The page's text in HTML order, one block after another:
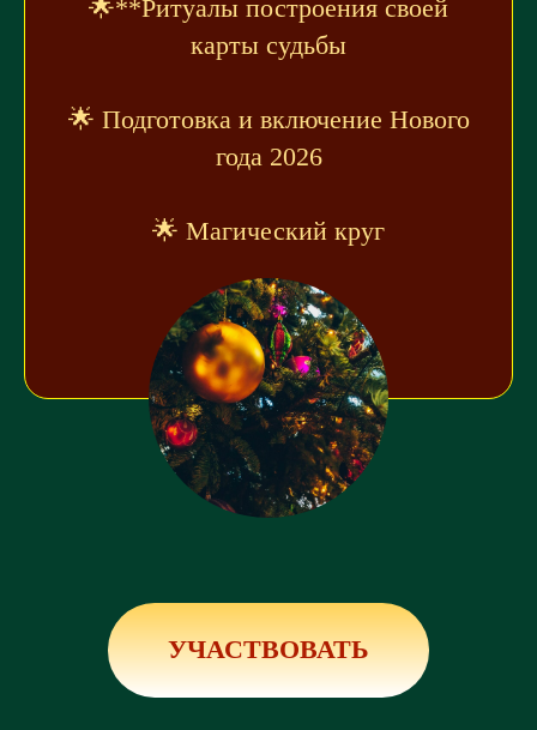
🌟**Ритуалы построения своей
карты судьбы
🌟 Подготовка и включение Нового
года 2026
🌟 Магический круг
УЧАСТВОВАТЬ